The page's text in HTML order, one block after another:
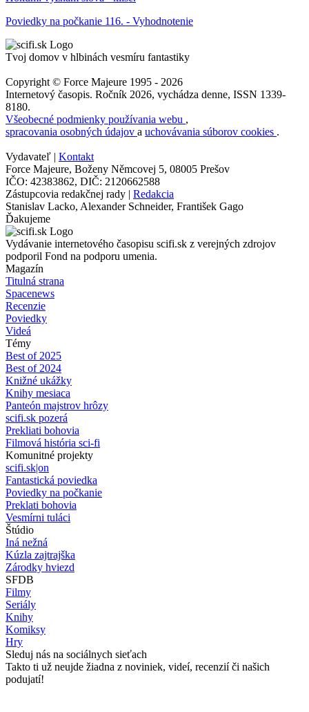
Poviedky na počkanie 116. - Vyhodnotenie
Tvoj domov v hlbinách vesmíru fantastiky
Copyright © Force Majeure 1995 - 2026
Internetový časopis. Ročník 2026, vychádza denne, ISSN 1339-
8180.
Všeobecné podmienky používania webu ,
spracovania osobných údajov a uchovávania súborov cookies .
Vydavateľ | Kontakt
Force Majeure, Boženy Němcovej 5, 08005 Prešov
IČO: 42383862, DIČ: 2120662588
Zástupcovia redakčnej rady | Redakcia
Stanislav Lacko, Alexander Schneider, František Gago
Ďakujeme
Vydávanie internetového časopisu scifi.sk z verejných zdrojov
podporil Fond na podporu umenia.
Magazín
Titulná strana
Spacenews
Recenzie
Poviedky
Videá
Témy
Best of 2025
Best of 2024
Knižné ukážky
Knihy mesiaca
Panteón majstrov hrôzy
scifi.sk pozerá
Prekliati bohovia
Filmová história sci-fi
Komunitné projekty
scifi.sk|on
Fantastická poviedka
Poviedky na počkanie
Preklati bohovia
Vesmírni tuláci
Štúdio
Iná nežná
Kúzla zajtrajška
Zárodky hviezd
SFDB
Filmy
Seriály
Knihy
Komiksy
Hry
Sleduj nás na sociálnych sieťach
Takto ti už neujde žiadna z noviniek, videí, recenzií či našich
podujatí!